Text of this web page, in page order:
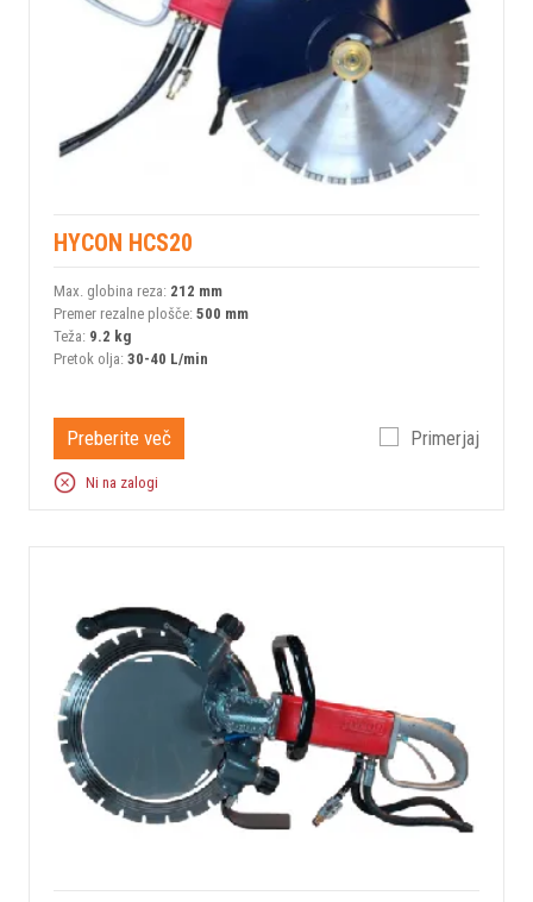
HYCON HCS20
Max. globina reza: 212 mm
Premer rezalne plošče: 500 mm
Teža: 9.2 kg
Pretok olja: 30-40 L/min
Preberite več Primerjaj
Ni na zalogi